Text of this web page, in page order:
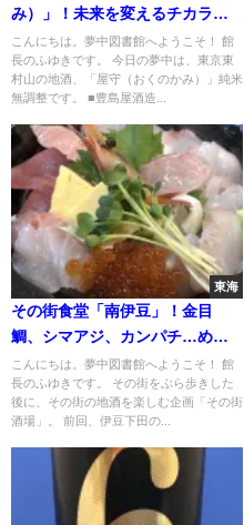
み）」！未来を変えるチカラの
一杯
こんにちは。夢中図書館へようこそ！ 館
長のふゆきです。 今日の夢中は、東京東
村山の地酒、「屋守（おくのかみ）」純米
無調整です。 ■豊島屋酒造...
東海
その街食堂「南伊豆」！金目
鯛、シマアジ、カンパチ…めく
るめく伊豆の海の幸
こんにちは。夢中図書館へようこそ！ 館
長のふゆきです。 その街をぶら歩きした
後に、その街の地酒を楽しむ企画「その街
酒場」。 前回、伊豆下田の...